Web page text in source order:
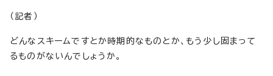
（記者）
どんなスキームですとか時期的なものとか、もう少し固まって
るものがないんでしょうか。